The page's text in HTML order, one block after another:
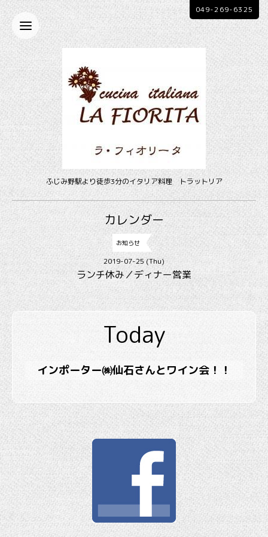
ふじみ野駅より徒歩3分のイタリア料理 トラットリア
049-269-6325
カレンダー
お知らせ
2019-07-25 (Thu)
ランチ休み／ディナー営業
Today
インポーター㈱仙石さんとワイン会！！